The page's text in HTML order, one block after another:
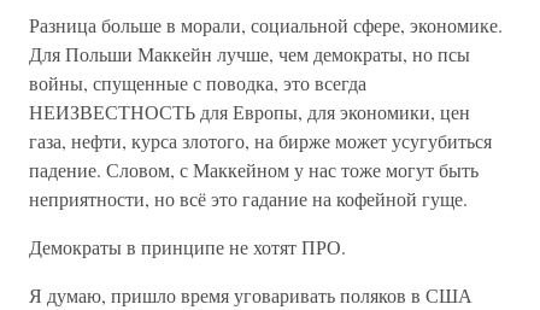
Разница больше в морали, социальной сфере, экономике.
Для Польши Маккейн лучше, чем демократы, но псы
войны, спущенные с поводка, это всегда
НЕИЗВЕСТНОСТЬ для Европы, для экономики, цен
газа, нефти, курса злотого, на бирже может усугубиться
падение. Словом, с Маккейном у нас тоже могут быть
неприятности, но всё это гадание на кофейной гуще.
Демократы в принципе не хотят ПРО.
Я думаю, пришло время уговаривать поляков в США